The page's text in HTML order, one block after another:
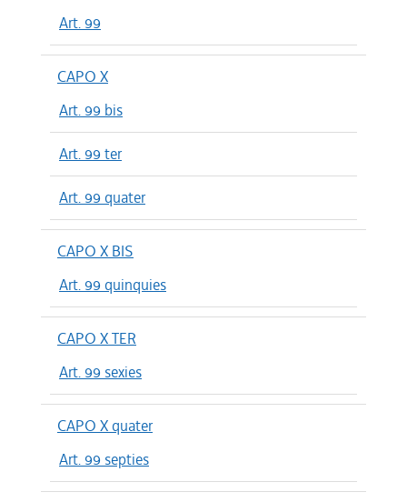
Art. 99
CAPO X
Art. 99 bis
Art. 99 ter
Art. 99 quater
CAPO X BIS
Art. 99 quinquies
CAPO X TER
Art. 99 sexies
CAPO X quater
Art. 99 septies